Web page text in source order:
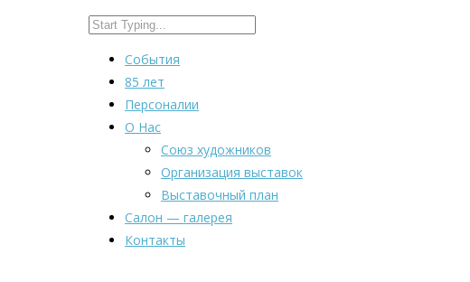
События
85 лет
Персоналии
О Нас
Союз художников
Организация выставок
Выставочный план
Салон — галерея
Контакты